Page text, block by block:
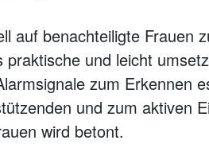
auf benachteiligte Frauen
praktische und leicht
zum Erkennen
und zum aktiven
wird betont.